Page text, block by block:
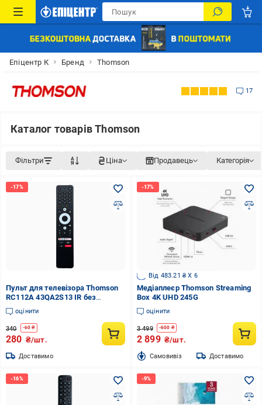
Епіцентр К Бренд Thomson
17
Каталог товарів Thomson
Фільтри Ціна Продавець Категорія
Пульт для телевізора Thomson
RC112A 43QA2S13 IR без
голосового пошуку (1943)
оцінити
340 -60 ₴
280 ₴/шт.
Доставимо
Від 483.21 ₴ X 6
Медіаплеєр Thomson Streaming
Box 4K UHD 245G
оцінити
3 499 -600 ₴
2 899 ₴/шт.
Cамовивіз Доставимо